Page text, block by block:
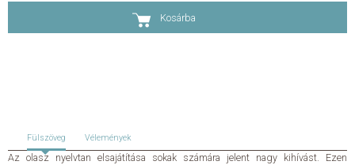
Kosárba
Fülszöveg Vélemények
Az olasz nyelvtan elsajátítása sokak számára jelent nagy kihívást. Ezen
GYAKRAN ISMÉTELT KÉRDÉSEK